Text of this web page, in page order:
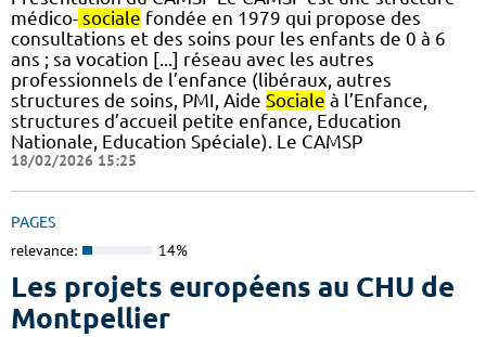
médico- sociale fondée en 1979 qui propose des
consultations et des soins pour les enfants de 0 à 6
ans ; sa vocation [...] réseau avec les autres
professionnels de l’enfance (libéraux, autres
structures de soins, PMI, Aide Sociale à l’Enfance,
structures d’accueil petite enfance, Education
Nationale, Education Spéciale). Le CAMSP
18/02/2026 15:25
PAGES
relevance: 14%
Les projets européens au CHU de
Montpellier